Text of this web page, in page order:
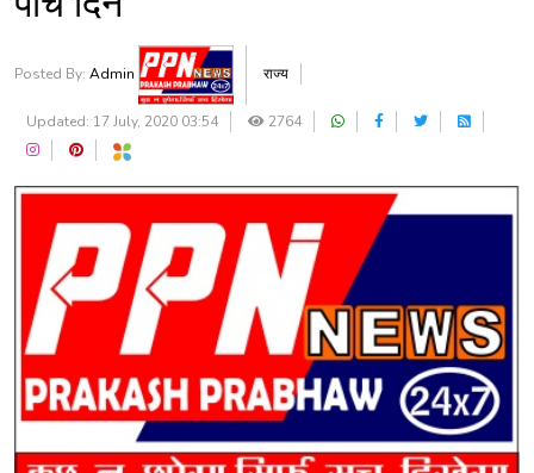
Posted By: Admin राज्य
Updated: 17 July, 2020 03:54 2764